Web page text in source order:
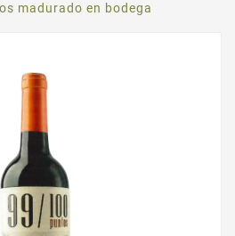
madurado en bodega